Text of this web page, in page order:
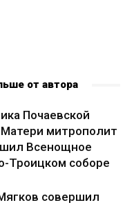
от автора
Почаевской
митрополит
Всенощное
Троицком соборе
совершил